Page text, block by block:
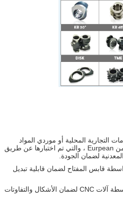
التجارية المحلية أو موردي المواد
المتخصصة ذات اللولب المزدوج من Eurpean ، والتي تم اختبارها عن طريق
لضمان الجودة.
قابس المفتاح لضمان قابلية تبديل
3. يتم تشكيل جميع المكونات بواسطة آلات CNC لضمان الأشكال والتفاوتات